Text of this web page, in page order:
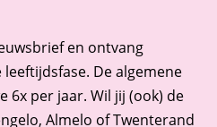
en ontvang
De algemene
6x per jaar. Wil jij (ook) de
Almelo of Twenterand